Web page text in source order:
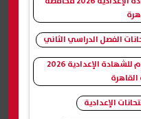
الفصل الدراسي الثاني
حقيقة تسريب امتحان العلوم للشهادة الإعدادية 2026
الإعدادية